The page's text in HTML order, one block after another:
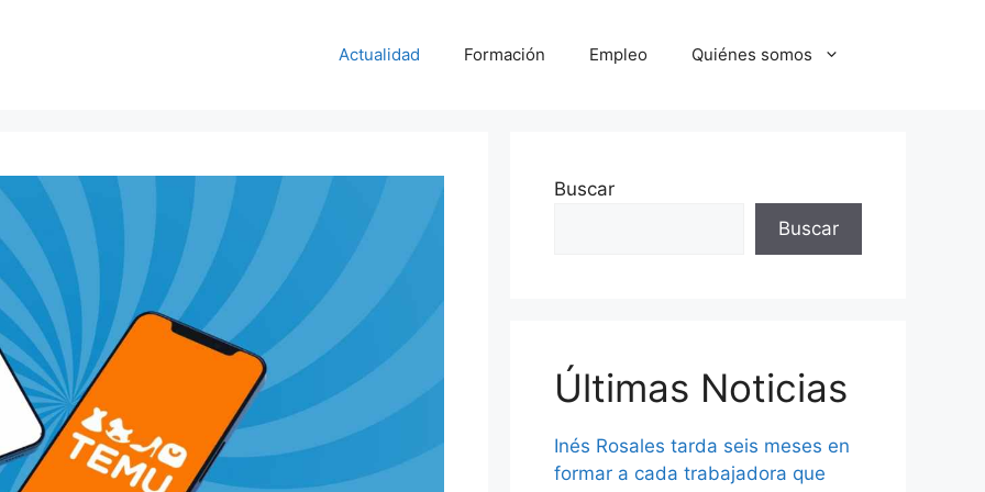
Actualidad Formación Empleo Quiénes somos
Buscar
Buscar
Últimas Noticias
Inés Rosales tarda seis meses en
formar a cada trabajadora que